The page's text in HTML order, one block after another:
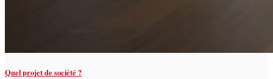
Quel projet de société ?